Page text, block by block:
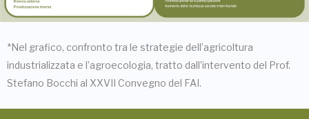
*Nel grafico, confronto tra le strategie dell’agricoltura
industrializzata e l’agroecologia, tratto dall’intervento del Prof.
Stefano Bocchi al XXVII Convegno del FAI.